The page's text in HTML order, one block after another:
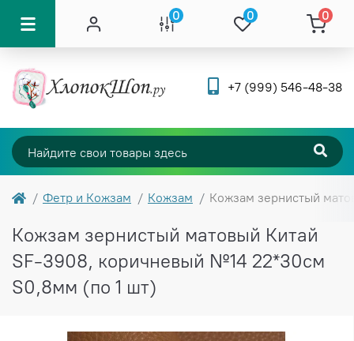
0 0 0
+7 (999) 546-48-38
Фетр и Кожзам Кожзам Кожзам зернистый
Кожзам зернистый матовый Китай
SF-3908, коричневый №14 22*30см
S0,8мм (по 1 шт)